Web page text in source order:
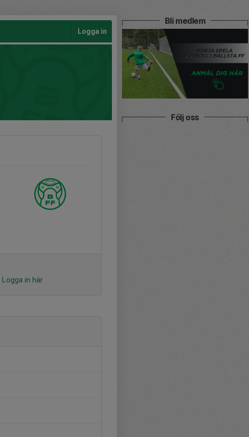
Logga in
Logga in här
Bli medlem
Följ oss